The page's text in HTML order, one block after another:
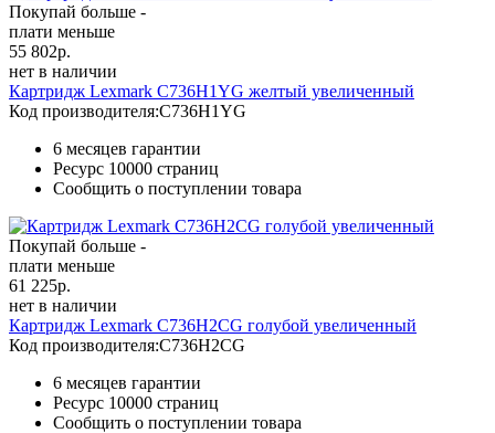
Покупай больше -
плати меньше
55 802р.
нет в наличии
Картридж Lexmark C736H1YG желтый увеличенный
Код производителя:C736H1YG
6 месяцев гарантии
Ресурс 10000 страниц
Сообщить о поступлении товара
Покупай больше -
плати меньше
61 225р.
нет в наличии
Картридж Lexmark C736H2CG голубой увеличенный
Код производителя:C736H2CG
6 месяцев гарантии
Ресурс 10000 страниц
Сообщить о поступлении товара